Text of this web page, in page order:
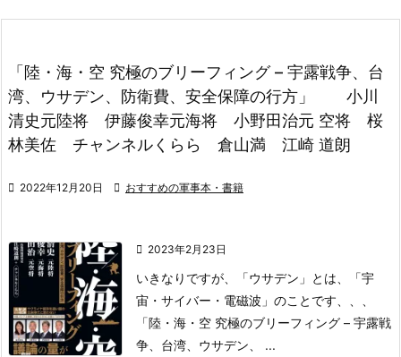
「陸・海・空 究極のブリーフィング – 宇露戦争、台
湾、ウサデン、防衛費、安全保障の行方」 小川
清史元陸将 伊藤俊幸元海将 小野田治元 空将 桜
林美佐 チャンネルくらら 倉山満 江崎 道朗
 2022年12月20日  おすすめの軍事本・書籍
 2023年2月23日
いきなりですが、 「ウサデン」 とは、
「宇
宙・サイバー・電磁波」 のことです、、、
「陸・海・空 究極のブリーフィング – 宇露戦
争、 台湾、ウサデン、 ...